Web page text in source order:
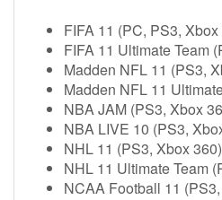
FIFA 11 (PC, PS3,
FIFA 11 Ultimate Team
Madden NFL 11 (PS3,
Madden NFL 11
NBA JAM (PS3, Xbox
NBA LIVE 10 (PS3,
NHL 11 (PS3, Xbox 360)
NHL 11 Ultimate Team
NCAA Football 11